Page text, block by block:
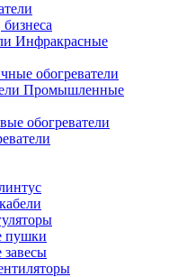
Инфракрасные
обогреватели
Промышленные
обогреватели
пушки